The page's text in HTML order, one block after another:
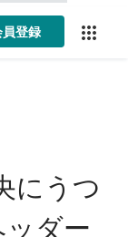
登録
にうつ
ダー